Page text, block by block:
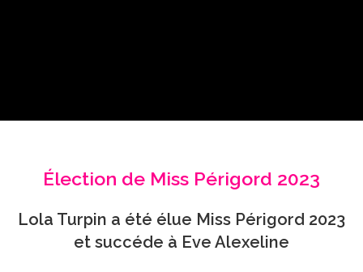
Élection de Miss Périgord 2023
Lola Turpin a été élue Miss Périgord 2023
et succéde à Eve Alexeline